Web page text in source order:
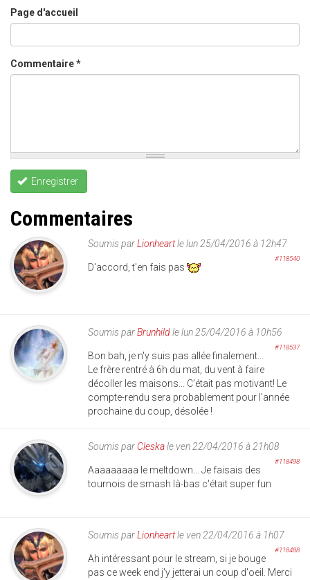
Page d'accueil
Commentaire*
Enregistrer
Commentaires
Soumis parLionheartle lun 25/04/2016 à 12h47
#118540
D'accord, t'en fais pas
Soumis parBrunhildle lun 25/04/2016 à 10h56
#118537
Bon bah, je n'y suis pas allée finalement...
Le frère rentré à 6h du mat, du vent à faire
décoller les maisons... C'était pas motivant! Le
compte-rendu sera probablement pour l'année
prochaine du coup, désolée !
Soumis par Cleskale ven 22/04/2016 à 21h08
#118498
Aaaaaaaaa le meltdown... Je faisais des
tournois de smash là-bas c'était super fun
Soumis parLionheartle ven 22/04/2016 à 1h07
#118488
Ah intéressant pour le stream, si je bouge
pas ce week end j'y jetterai un coup d'oeil. Merci